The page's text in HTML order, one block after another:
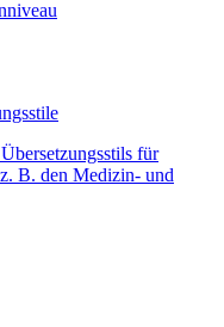
für
B. den Medizin- und